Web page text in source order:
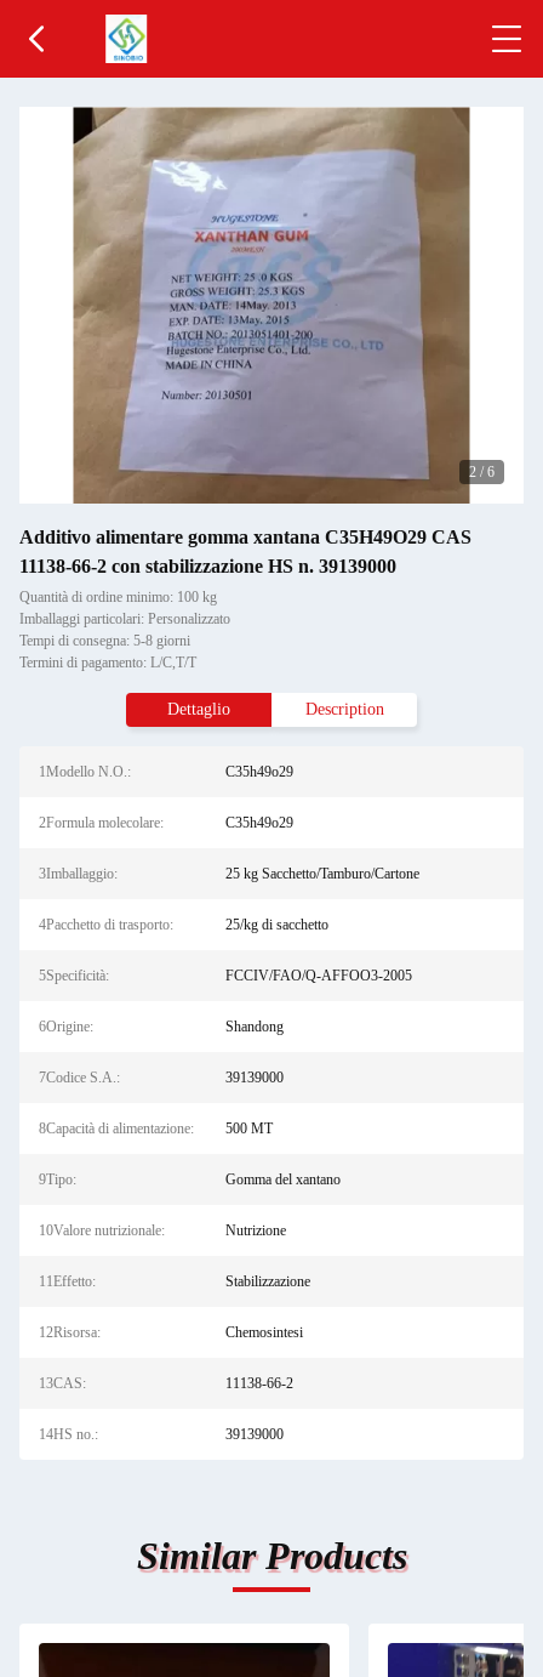
2 / 6
Additivo alimentare gomma xantana C35H49O29 CAS
11138-66-2 con stabilizzazione HS n. 39139000
Quantità di ordine minimo: 100 kg
Imballaggi particolari: Personalizzato
Tempi di consegna: 5-8 giorni
Termini di pagamento: L/C,T/T
Dettaglio Description
1Modello N.O.: C35h49o29
2Formula molecolare: C35h49o29
3Imballaggio: 25 kg Sacchetto/Tamburo/Cartone
4Pacchetto di trasporto: 25/kg di sacchetto
5Specificità: FCCIV/FAO/Q-AFFOO3-2005
6Origine: Shandong
7Codice S.A.: 39139000
8Capacità di alimentazione: 500 MT
9Tipo: Gomma del xantano
10Valore nutrizionale: Nutrizione
11Effetto: Stabilizzazione
12Risorsa: Chemosintesi
13CAS: 11138-66-2
14HS no.: 39139000
Similar Products